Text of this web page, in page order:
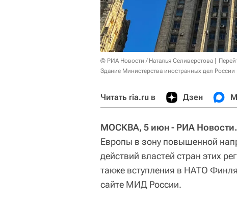
© РИА Новости / Наталья Селиверстова
Здание Министерства иностранных дел
Читать ria.ru в Дзен
МОСКВА, 5 июн - РИА Новости.
Европы в зону повышенной
действий властей стран этих
также вступления в НАТО
сайте МИД России.